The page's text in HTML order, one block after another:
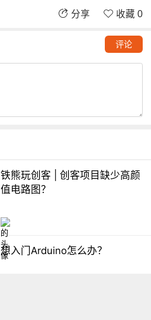
分享 收藏 0
评论
铁熊玩创客 | 创客项目缺少高颜
值电路图？
想入门Arduino怎么办？